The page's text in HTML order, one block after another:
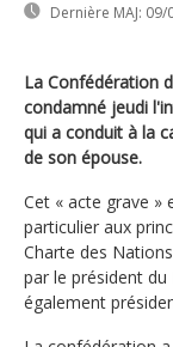
Dernière MAJ: 09/
La Confédération
condamné jeudi
qui a conduit à la
de son épouse.
Cet « acte grave »
particulier aux
Charte des
par le président
également